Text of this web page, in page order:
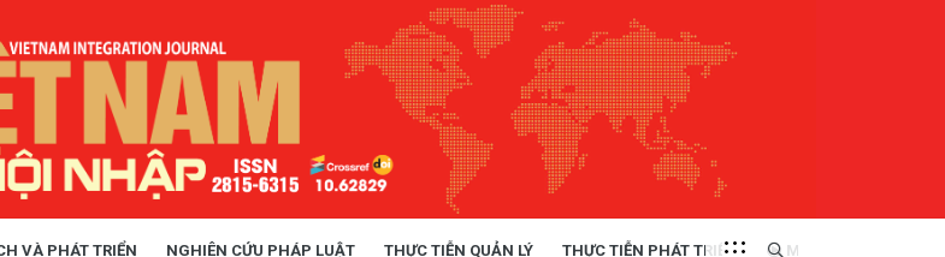
VÀ PHÁT TRIỂN NGHIÊN CỨU PHÁP LUẬT THỰC TIỄN QUẢN LÝ THỰC TIỄN PHÁT TRIỂN MULTIMEDIA